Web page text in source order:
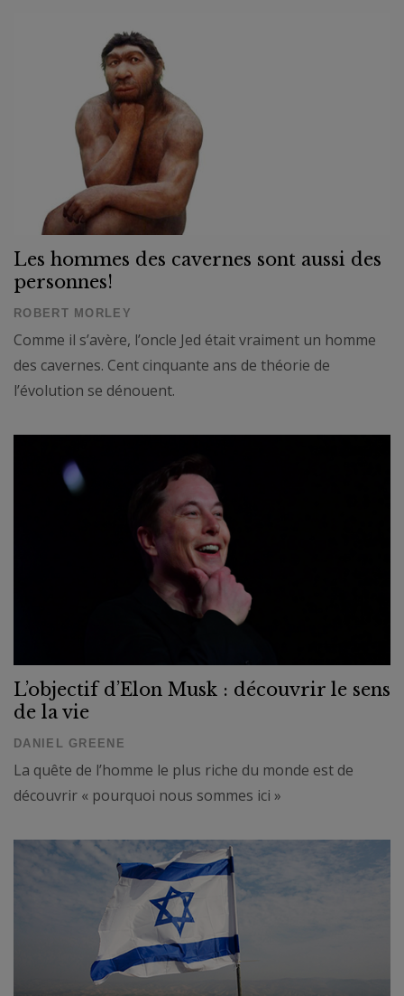
Les hommes des cavernes sont aussi des
personnes!
ROBERT MORLEY
Comme il s’avère, l’oncle Jed était vraiment un homme
des cavernes. Cent cinquante ans de théorie de
l’évolution se dénouent.
L’objectif d’Elon Musk : découvrir le sens
de la vie
DANIEL GREENE
La quête de l’homme le plus riche du monde est de
découvrir « pourquoi nous sommes ici »